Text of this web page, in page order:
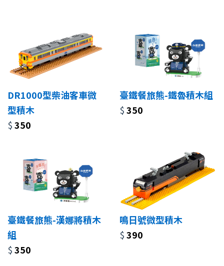
DR1000型柴油客車微
型積木
$350
臺鐵餐旅熊-鐵魯積木組
$350
臺鐵餐旅熊-漢娜將積木
組
$350
鳴日號微型積木
$390